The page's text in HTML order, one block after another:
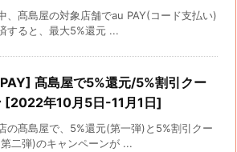
、髙島屋の対象店舗でau PAY(コード支払い)
すると、最大5%還元 ...
髙島屋で5%還元/5%割引クー
[2022年10月5日-11月1日]
の髙島屋で、5%還元(第一弾)と5%割引クー
二弾)のキャンペーンが ...